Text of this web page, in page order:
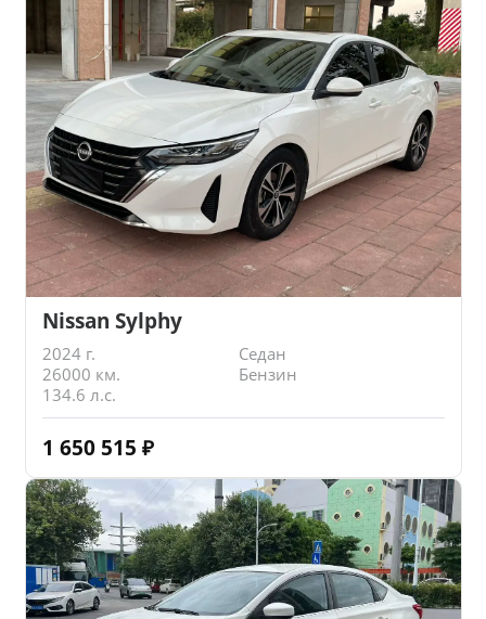
Nissan Sylphy
2024 г.
Седан
26000 км.
Бензин
134.6 л.с.
1 650 515 ₽